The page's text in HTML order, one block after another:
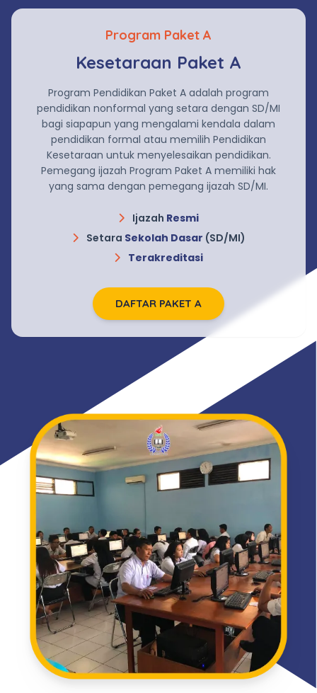
Program Paket A
Kesetaraan Paket A
Program Pendidikan Paket A adalah program
pendidikan nonformal yang setara dengan SD/MI
bagi siapapun yang mengalami kendala dalam
pendidikan formal atau memilih Pendidikan
Kesetaraan untuk menyelesaikan pendidikan.
Pemegang ijazah Program Paket A memiliki hak
yang sama dengan pemegang ijazah SD/MI.
Ijazah Resmi
Setara Sekolah Dasar (SD/MI)
Terakreditasi
DAFTAR PAKET A